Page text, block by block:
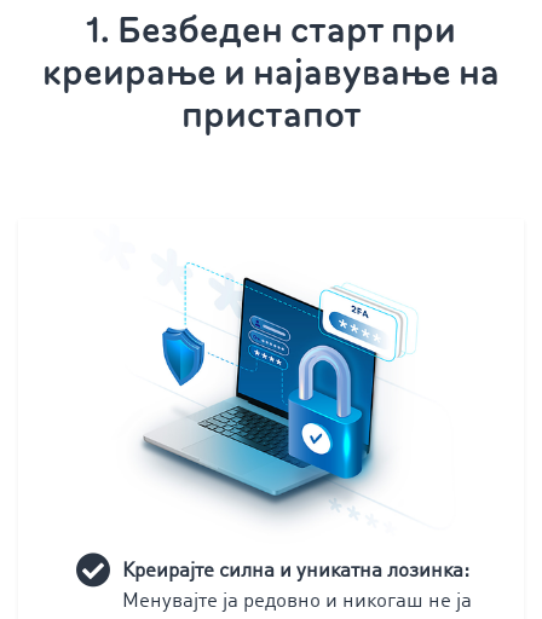
1. Безбеден старт при
креирање и најавување на
пристапот
Креирајте силна и уникатна лозинка:
Менувајте ја редовно и никогаш не ја